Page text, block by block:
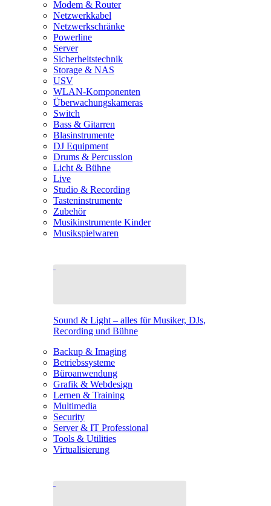
Modem & Router
Netzwerkkabel
Netzwerkschränke
Powerline
Server
Sicherheitstechnik
Storage & NAS
USV
WLAN-Komponenten
Überwachungskameras
Switch
Bass & Gitarren
Blasinstrumente
DJ Equipment
Drums & Percussion
Licht & Bühne
Live
Studio & Recording
Tasteninstrumente
Zubehör
Musikinstrumente Kinder
Musikspielwaren
Sound & Light – alles für Musiker, DJs,
Recording und Bühne
Backup & Imaging
Betriebssysteme
Büroanwendung
Grafik & Webdesign
Lernen & Training
Multimedia
Security
Server & IT Professional
Tools & Utilities
Virtualisierung